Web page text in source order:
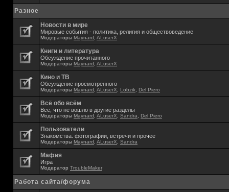
Разное
Новости в мире
Мировые события - политика, религия и обществоведение
Модераторы Maynard ALuserX
Книги и литература
Обсуждение прочитанного
Модераторы Maynard ALuserX
Кино и ТВ
Обсуждение просмотренного
Модераторы Maynard ALuserX Lobzik Del Piero
Всё обо всём
Всё, что не вошло в другие разделы
Модераторы Maynard ALuserX Sandra Del Piero
Пользователи
Знакомства. фотографии, встречи и прочее
Модераторы Maynard ALuserX Sandra
Мафия
Игра
Модератор TroubleMaker
Работа сайта/форума